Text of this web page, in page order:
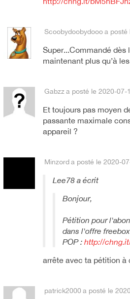
Scoobydoobydooo a posté
Super...Commandé dès
maintenant plus qu’à
Gabzz a posté le 2020-07-
Et toujours pas moyen
passante maximale
appareil ?
Minzord a posté le 2020-
Lee78 a écrit
Bonjour,
Pétition pour
dans l'offre
POP : http://
arrête avec ta pétition à
patrick2000 a posté le